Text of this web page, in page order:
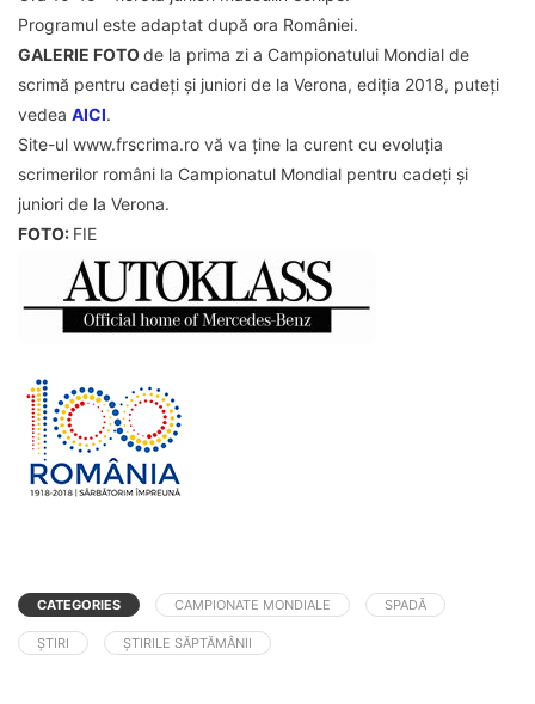
Programul este adaptat după ora României.
GALERIE FOTOde la prima zi a Campionatului Mondial de
scrimă pentru cadeți și juniori de la Verona, ediția 2018, puteți
vedea AICI.
Site-ul www.frscrima.ro vă va ține la curent cu evoluția
scrimerilor români la Campionatul Mondial pentru cadeți și
juniori de la Verona.
FOTO: FIE
CATEGORIES CAMPIONATE MONDIALE SPADĂ
ȘTIRI ȘTIRILE SĂPTĂMÂNII